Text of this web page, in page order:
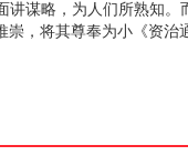
谋略，为人们所熟知。
，将其尊奉为小《资治
者对此书避而不谈，严
宋，杭州净戒院刊刻发
为读者提供